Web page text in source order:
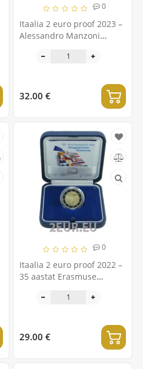
0
Itaalia 2 euro proof 2023 –
Alessandro Manzoni
32.00 €
0
Itaalia 2 euro proof 2022 –
35 aastat Erasmuse
29.00 €